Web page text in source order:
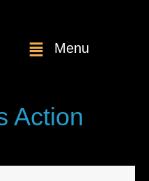
Menu
Action